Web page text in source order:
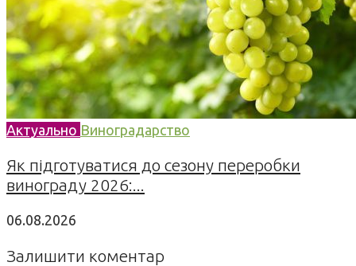
Актуально Виноградарство
Як підготуватися до сезону переробки
винограду 2026:...
06.08.2026
Залишити коментар